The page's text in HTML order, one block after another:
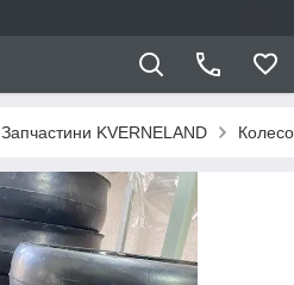
Запчастини KVERNELAND